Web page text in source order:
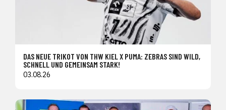
DAS NEUE TRIKOT VON THW KIEL X PUMA: ZEBRAS SIND WILD,
SCHNELL UND GEMEINSAM STARK!
03.08.26